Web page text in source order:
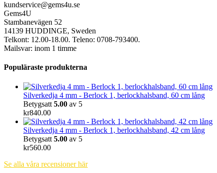
kundservice@gems4u.se
Gems4U
Stambanevägen 52
14139 HUDDINGE, Sweden
Telkont: 12.00-18.00. Teleno: 0708-793400.
Mailsvar: inom 1 timme
Populäraste produkterna
Silverkedja 4 mm - Berlock 1, berlockhalsband, 60 cm lång
Betygsatt 5.00 av 5
kr840.00
Silverkedja 4 mm - Berlock 1, berlockhalsband, 42 cm lång
Betygsatt 5.00 av 5
kr560.00
Se alla våra recensioner här